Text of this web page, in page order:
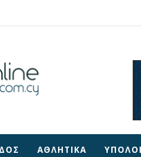
ΑΘΛΗΤΙΚΑ